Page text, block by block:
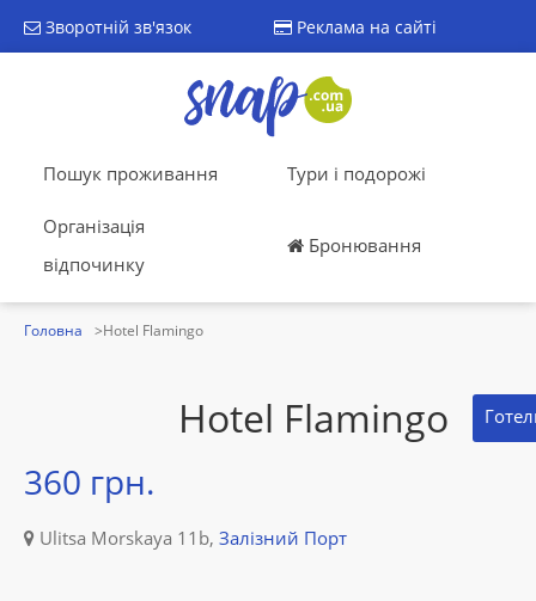
Зворотній зв'язок Реклама на сайті
Пошук проживання Тури і подорожі
Організація
відпочинку
Бронювання
Головна Hotel Flamingo
Hotel Flamingo
360 грн.
Ulitsa Morskaya 11b, Залізний Порт